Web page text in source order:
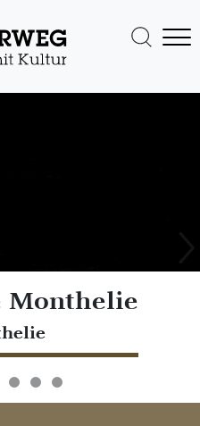
Monthelie